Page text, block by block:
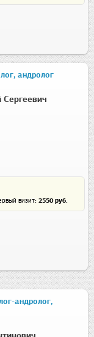
андролог
визит: 2550 руб.
андролог,